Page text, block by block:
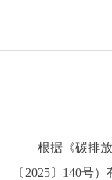
根据《碳排放
〔2025〕140号